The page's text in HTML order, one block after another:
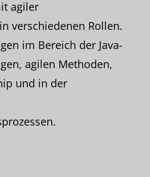
agiler
verschiedenen Rollen.
im Bereich der Java-
agilen Methoden,
und in der